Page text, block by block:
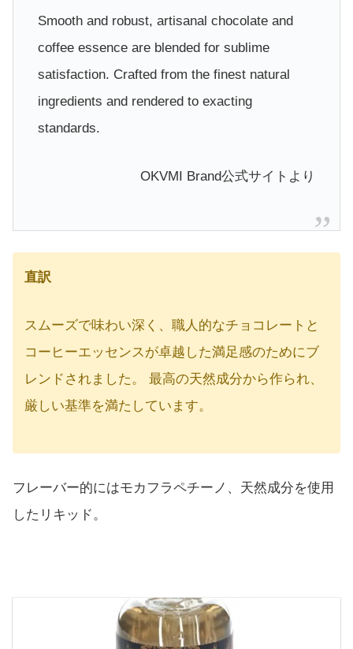
Smooth and robust, artisanal chocolate and
coffee essence are blended for sublime
satisfaction. Crafted from the finest natural
ingredients and rendered to exacting
standards.
OKVMI Brand公式サイトより
直訳
スムーズで味わい深く、職人的なチョコレートと
コーヒーエッセンスが卓越した満足感のためにブ
レンドされました。 最高の天然成分から作られ、
厳しい基準を満たしています。
フレーバー的にはモカフラペチーノ、天然成分を使用
したリキッド。